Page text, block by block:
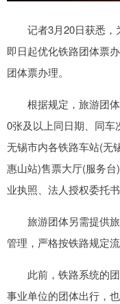
记者3月20日获悉，
即日起优化铁路团体票
团体票办理。
根据规定，旅游团体
0张及以上同日期、同车
无锡市内各铁路车站(无
惠山站)售票大厅(服务
业执照、法人授权委托
旅游团体另需提供旅
管理，严格按铁路规定
此前，铁路系统的团
事业单位的团体出行，